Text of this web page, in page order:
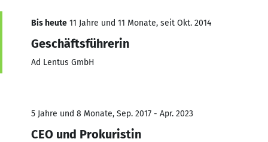
Bis heute 11 Jahre und 11 Monate, seit Okt. 2014
Geschäftsführerin
Ad Lentus GmbH
5 Jahre und 8 Monate, Sep. 2017 - Apr. 2023
CEO und Prokuristin